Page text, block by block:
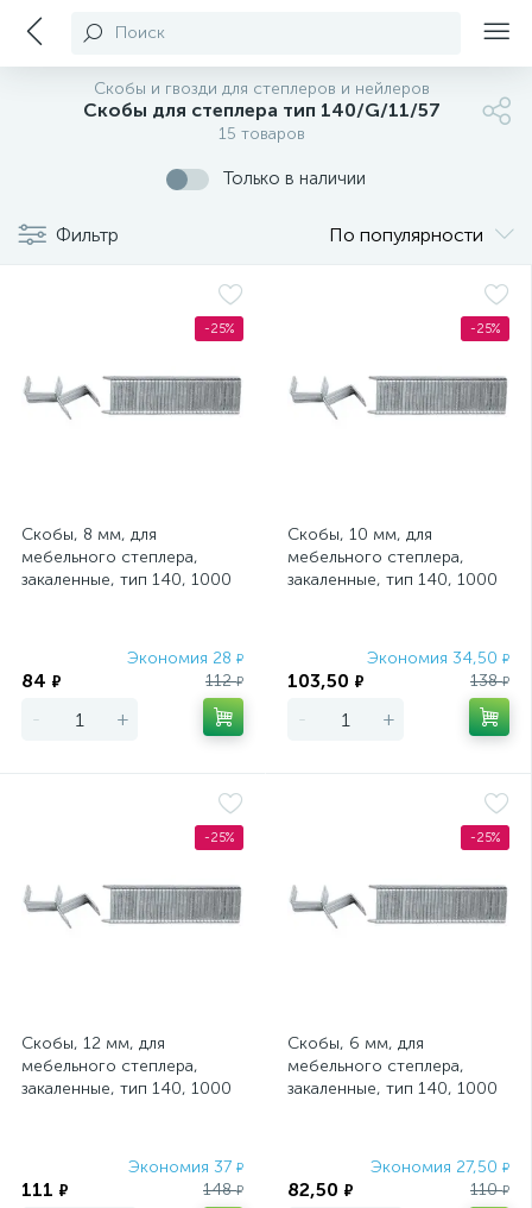
Поиск
Скобы и гвозди для степлеров и нейлеров
Скобы для степлера тип 140/G/11/57
15 товаров
Только в наличии
Фильтр По популярности
-25%
Скобы, 8 мм, для
мебельного степлера,
закаленные, тип 140, 1000
Экономия 28 ₽
84 ₽ 112₽
- +
-25%
Скобы, 10 мм, для
мебельного степлера,
закаленные, тип 140, 1000
Экономия 34,50 ₽
103,50 ₽ 138₽
- +
-25%
Скобы, 12 мм, для
мебельного степлера,
закаленные, тип 140, 1000
Экономия 37 ₽
111 ₽ 148₽
-25%
Скобы, 6 мм, для
мебельного степлера,
закаленные, тип 140, 1000
Экономия 27,50 ₽
82,50 ₽ 110₽